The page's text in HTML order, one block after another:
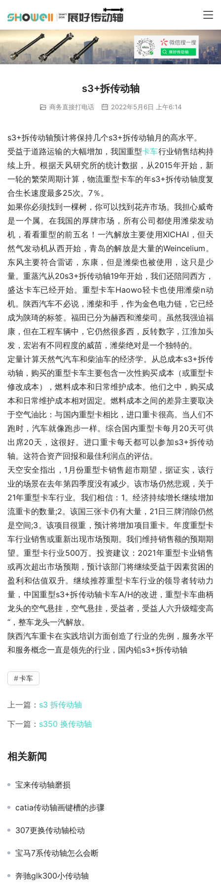
s3+拆传动轴
商务直接打电话 2022年5月6日 上午6:14
s3+拆传动轴预计将保持几个s3+拆传动轴月的高水平。
受益于道路运输的大幅增加，我国重型卡车行业销售结构持
续上升。根据天风研究所的统计数据，从2015年开始，新
一轮的繁荣周期计算，物流重型卡车的年s3+拆传动轴度复
合生长速度最多25次。7％。
如果你必须找到一棵树，你可以找到花卉市场。我担心威奇
是一个属。在我国的厚牌市场，所有公司都使用潍柴发动
机，看看重型的前五名！一汽解放主要使用XICHAI，但天
然气发动机从西开始，青岛的解放是大量的Weincelium。
东风主要符合雷诺，东康，但是潍柴也被使用，这只是少
量。重蒸汽从20s3+拆传动轴19年开始，我们还陪同西方，
盛达卡车已经开始。重型卡车Haowo轻卡也使用潍柴n动
机。陕西汽车不必说，潍柴和手，作为金色电力链，它已经
成为陕琦的标签。福田已分为赫西和潍柴司。虽然我强迫福
康，但在工程车辆中，它仍然很多西，反转数字，江淮加头
发，宏岩有不同程度的威苗，潍柴绝对是一个独特的。
定量计算天然气汽车和柴油车的经济学。从总成本s3+拆传
动轴，购买的重型卡车主要包含一次性购买成本（或重型卡
修改成本），燃料成本和日常维护成本。他们之中，购买成
本和日常维护成本相对固定。燃料成本之间的差异主要取决
于空气油比：与国内重型卡相比，进口重卡很高。当人们不
跑时，汽车就像跑步一样。综合国内重型卡每月20天可供
出席20天，这很好。进口重卡每天都可以参加s3+拆传动
轴。这符合资产回报和最佳利润点的评估。
天空安全指出，1月份重型卡销售超市期望，据证实，该行
业的场景在去年第四季度没有减少。该市场仍然悲观，关于
21年重型卡车行业。我们相信：1。经济持续增长继续增加
流重卡的数量;2。该国三张卡仍有大量，21日三牌消除仍然
是空间;3。该项目很重，预计将增加项目重卡。年度重型卡
车行业销售或重新出现市场预期。我们维持销售额的预期期
望。重型卡行业500万。投资建议：2021年重型卡业销售
或再次超出市场预期，预计该部门将继续受益于因素贫困的
盈利和估值双升。继续推荐重型卡车行业的领导者转动力
量，中国重型s3+拆传动轴卡车A/H的改进，重型卡车曲柄
龙头的空气悬挂，空气悬挂，受益者，受益人六升级蠕变高
“，整车龙头一汽解放。
陕西汽车重卡在实践培训方面创造了行业的先例，服务水平
和服务概念一直是领先的行业，国内铅s3+拆传动轴
卡车
上一篇： s3 拆传动轴
下一篇： s350 换传动轴
相关新闻
宝来传动轴磨损
catia传动轴画键槽的步骤
307更换传动轴松动
宝马7系传动轴怎么会断
奔驰glk300小传动轴